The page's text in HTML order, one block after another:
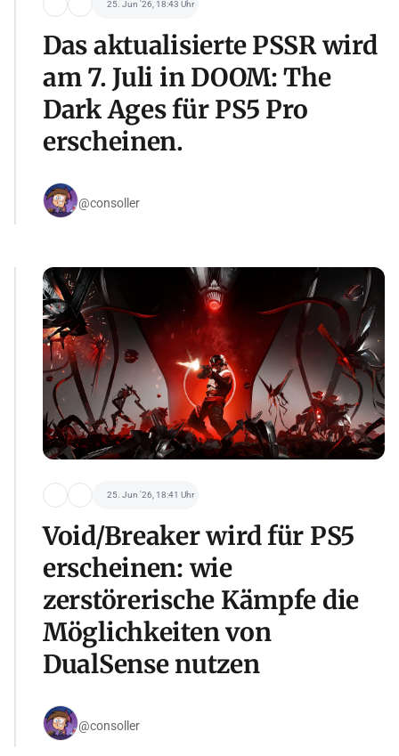
25. Jun '26, 18:43 Uhr
Das aktualisierte PSSR wird
am 7. Juli in DOOM: The
Dark Ages für PS5 Pro
erscheinen.
@consoller
25. Jun '26, 18:41 Uhr
Void/Breaker wird für PS5
erscheinen: wie
zerstörerische Kämpfe die
Möglichkeiten von
DualSense nutzen
@consoller